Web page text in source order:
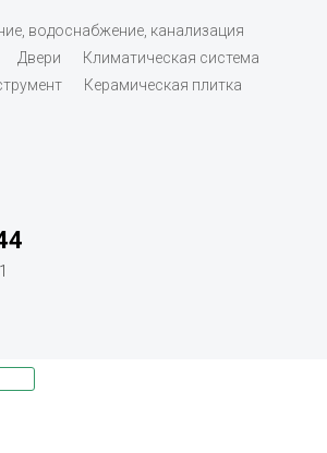
водоснабжение, канализация
Двери
Климатическая система
Керамическая плитка